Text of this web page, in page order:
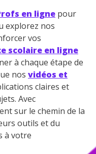
en ligne pour
explorez nos
vos
scolaire en ligne
à chaque étape de
nos vidéos et
claires et
Avec
sur le chemin de la
outils et du
à votre